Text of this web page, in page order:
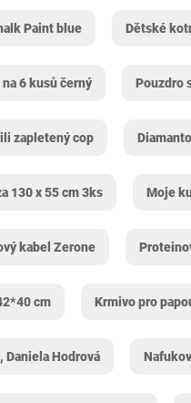
Paint blue Dětské
na 6 kusů černý Pouzdro
zapletený cop
130 x 55 cm 3ks Moje
kabel Zerone
cm Krmivo pro
Daniela Hodrová